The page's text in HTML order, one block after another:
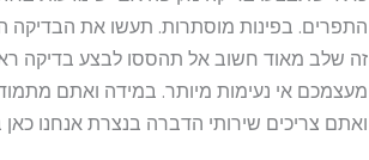
התפרים. בפינות מוסתרות. תעשו את הבדיקה
זה שלב מאוד חשוב אל תהססו לבצע בדיקה
מעצמכם אי נעימות מיותר. במידה ואתם
ואתם צריכים שירותי הדברה בנצרת אנחנו